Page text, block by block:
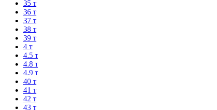
35 т
36 т
37 т
38 т
39 т
4 т
4.5 т
4.8 т
4.9 т
40 т
41 т
42 т
43 т